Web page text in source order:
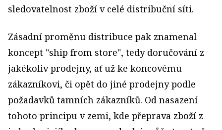
sledovatelnost zboží v celé distribuční síti.
Zásadní proměnu distribuce pak znamenal
koncept "ship from store", tedy doručování z
jakékoliv prodejny, ať už ke koncovému
zákazníkovi, či opět do jiné prodejny podle
požadavků tamních zákazníků. Od nasazení
tohoto principu v zemi, kde přeprava zboží z